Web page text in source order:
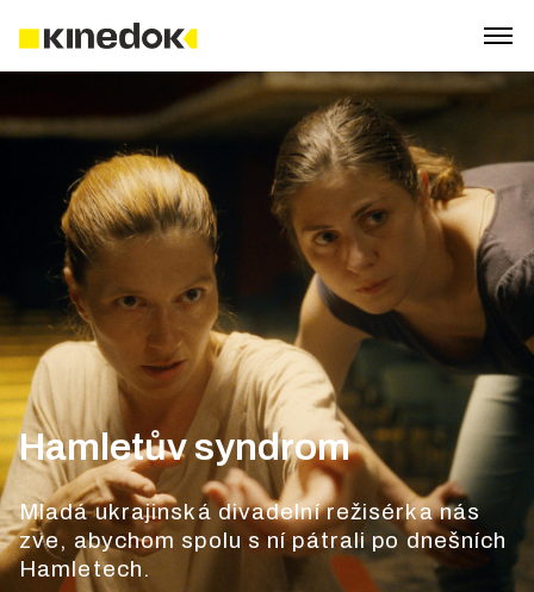
Hamletův syndrom
Mladá ukrajinská divadelní režisérka nás
zve, abychom spolu s ní pátrali po dnešních
Hamletech.